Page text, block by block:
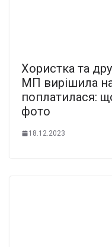
Хористка та
МП вирішила
поплатилася:
фото
18.12.2023